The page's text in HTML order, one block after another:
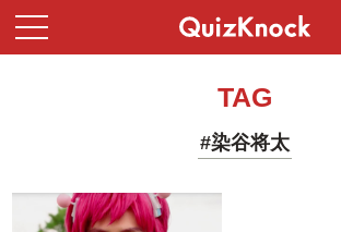
TAG
#染谷将太